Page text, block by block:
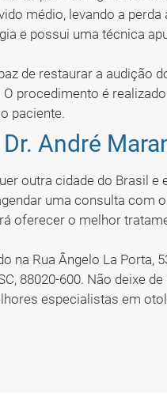
médio, levando a perda
e possui uma técnica
de restaurar a audição
procedimento é
paciente.
André
outra cidade do Brasil e
uma consulta com
oferecer o melhor
na Rua Ângelo La Porta,
88020-600. Não deixe
especialistas em